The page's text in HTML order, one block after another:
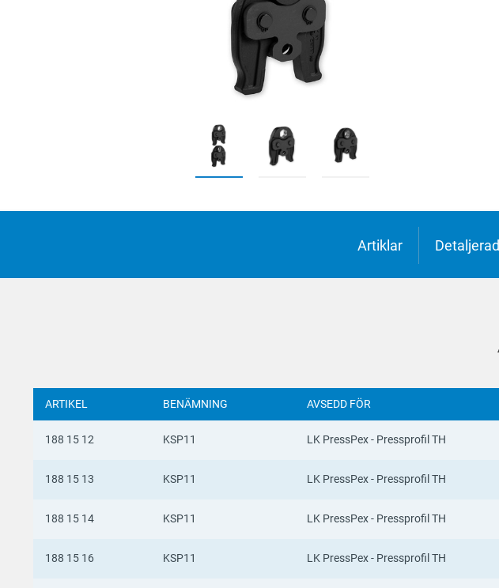
Deutsch
Italiano
Yкраїнська
Suomi
Artiklar
ARTIKEL BENÄMNING AVSEDD FÖR
188 15 12 KSP11 LK PressPex - Pressprofil TH
188 15 13 KSP11 LK PressPex - Pressprofil TH
188 15 14 KSP11 LK PressPex - Pressprofil TH
188 15 16 KSP11 LK PressPex - Pressprofil TH